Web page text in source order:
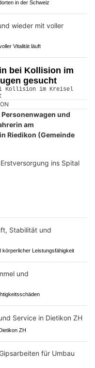
in der Schweiz
Vitalität läuft
bei Kollision im
gesucht
und
am
Riedikon (Gemeinde
ins Spital
körperlicher Leistungsfähigkeit
ZH